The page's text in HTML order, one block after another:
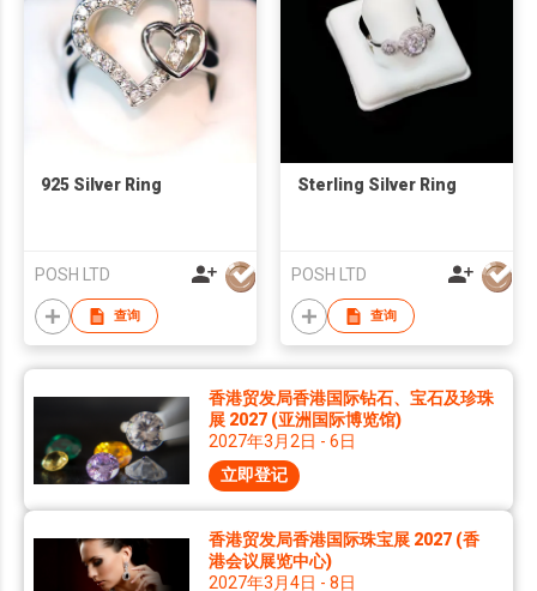
925 Silver Ring
POSH LTD
查询
Sterling Silver Ring
POSH LTD
查询
香港贸发局香港国际钻石、宝石及珍珠
展 2027 (亚洲国际博览馆)
2027年3月2日 - 6日
立即登记
香港贸发局香港国际珠宝展 2027 (香
港会议展览中心)
2027年3月4日 - 8日